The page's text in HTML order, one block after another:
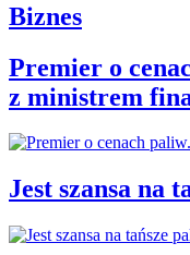
Biznes
Premier o
z ministrem
Jest szansa na